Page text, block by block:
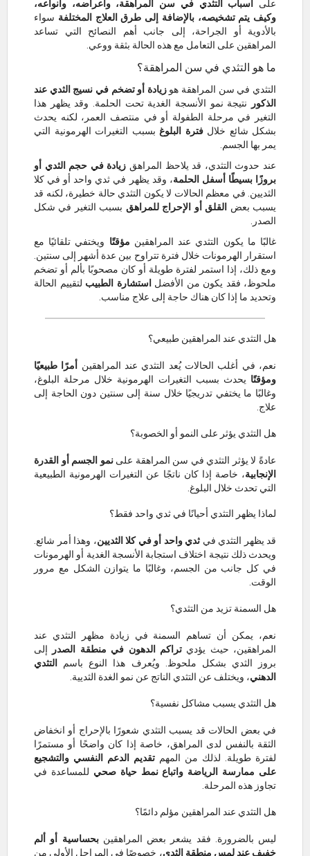
على
أسباب التثدي في سن المراهقة، وأعراضه، وأنواعه،
وكيف يتم تشخيصه، بالإضافة إلى طرق العلاج المختلفة سواء
بالأدوية أو الجراحة، إلى جانب أهم النصائح التي تساعد
المراهقين على التعامل مع هذه الحالة بثقة ووعي.
ما هو التثدي في سن المراهقة؟
التثدي في سن المراهقة هوزيادة أو تضخم في نسيج الثدي عند
الذكور
نتيجة نمو الأنسجة الغدية تحت الحلمة. وقد يظهر هذا
التغير في مرحلة الطفولة أو في منتصف العمر، لكنه يحدث
بشكل شائع خلالفترة البلوغ بسبب التغيرات الهرمونية التي
يمر بها الجسم.
عند حدوث التثدي، قد يلاحظ المراهق زيادة في حجم الثدي أو
بروزًا بسيطًا أسفل الحلمة، وقد يظهر في ثدي واحد أو في كلا
الثديين. في معظم الحالات لا يكون التثدي حالة خطيرة، لكنه قد
يسبب بعض
القلق أو الإحراج للمراهق بسبب التغير في شكل
الصدر.
غالبًا ما يكون التثدي عند المراهقين مؤقتًا ويختفي تلقائيًا مع
استقرار الهرمونات خلال فترة تتراوح بين عدة أشهر إلى سنتين.
ومع ذلك، إذا استمر لفترة طويلة أو كان مصحوبًا بألم أو تضخم
ملحوظ، فقد يكون من الأفضل استشارة الطبيب لتقييم الحالة
وتحديد ما إذا كان هناك حاجة إلى علاج مناسب.
هل التثدي عند المراهقين طبيعي؟
نعم، في أغلب الحالات يُعد التثدي عند المراهقين
أمرًا طبيعيًا
ومؤقتًا يحدث بسبب التغيرات الهرمونية خلال مرحلة البلوغ،
وغالبًا ما يختفي تدريجيًا خلال سنة إلى سنتين دون الحاجة إلى
علاج.
هل التثدي يؤثر على النمو أو الخصوبة؟
عادةً لا يؤثر التثدي في سن المراهقة علىنمو الجسم أو القدرة
الإنجابية، خاصة إذا كان ناتجًا عن التغيرات الهرمونية الطبيعية
التي تحدث خلال البلوغ.
لماذا يظهر التثدي أحيانًا في ثدي واحد فقط؟
قد يظهر التثدي في ثدي واحد أو في كلا الثديين، وهذا أمر شائع.
ويحدث ذلك نتيجة اختلاف استجابة الأنسجة الغدية أو الهرمونات
في كل جانب من الجسم، وغالبًا ما يتوازن الشكل مع مرور
الوقت.
هل السمنة تزيد من التثدي؟
نعم، يمكن أن تساهم السمنة في زيادة مظهر التثدي عند
المراهقين، حيث يؤديتراكم الدهون في منطقة الصدر
إلى
بروز الثدي بشكل ملحوظ. ويُعرف هذا النوع باسم
التثدي
الدهني، ويختلف عن التثدي الناتج عن نمو الغدة الثديية.
هل التثدي يسبب مشاكل نفسية؟
في بعض الحالات قد يسبب التثدي شعورًا بالإحراج أو انخفاض
الثقة بالنفس لدى المراهق، خاصة إذا كان واضحًا أو مستمرًا
لفترة طويلة. لذلك من المهم تقديم الدعم النفسي والتشجيع
على ممارسة الرياضة واتباع نمط حياة صحي للمساعدة في
تجاوز هذه المرحلة.
هل التثدي عند المراهقين مؤلم دائمًا؟
ليس بالضرورة. فقد يشعر بعض المراهقينبحساسية أو ألم
خفيف عند لمس منطقة الثدي، خصوصًا في المراحل الأولى من